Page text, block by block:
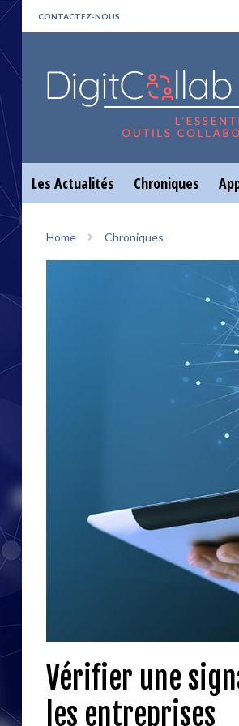
CONTACTEZ-NOUS
Les Actualités Chroniques
Home Chroniques
Vérifier une
les entreprises